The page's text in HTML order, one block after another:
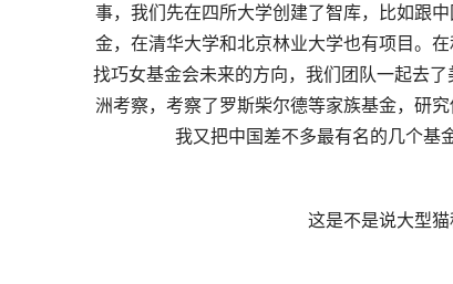
事，我们先在四所大学创建了智库，比如跟
金，在清华大学和北京林业大学也有项目。
找巧女基金会未来的方向，我们团队一起去
洲考察，考察了罗斯柴尔德等家族基金，研
我又把中国差不多最有名的几个基
这是不是说大型